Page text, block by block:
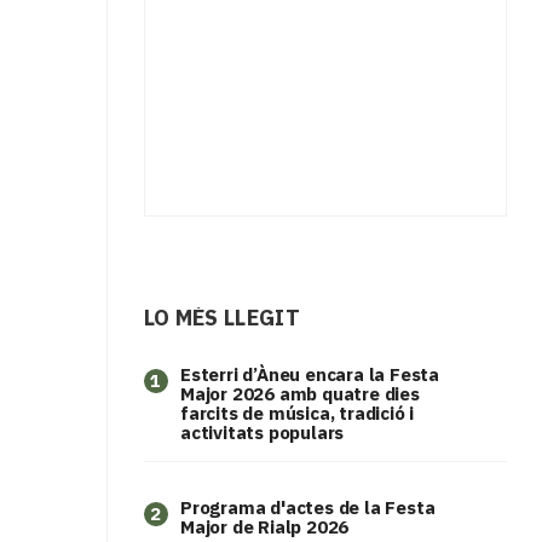
LO MÉS LLEGIT
1
Esterri d’Àneu encara la Festa
Major 2026 amb quatre dies
farcits de música, tradició i
activitats populars
2
Programa d'actes de la Festa
Major de Rialp 2026